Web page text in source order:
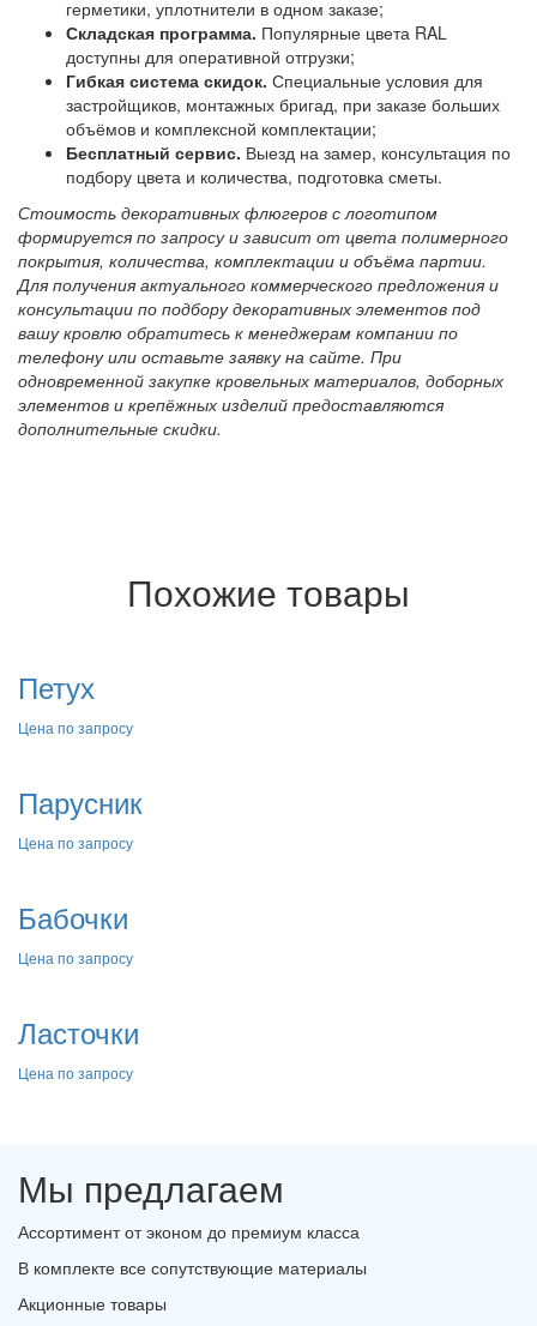
герметики, уплотнители в одном заказе;
Складская программа. Популярные цвета RAL
доступны для оперативной отгрузки;
Гибкая система скидок. Специальные условия для
застройщиков, монтажных бригад, при заказе больших
объёмов и комплексной комплектации;
Бесплатный сервис. Выезд на замер, консультация по
подбору цвета и количества, подготовка сметы.
Стоимость декоративных флюгеров с логотипом
формируется по запросу и зависит от цвета полимерного
покрытия, количества, комплектации и объёма партии.
Для получения актуального коммерческого предложения и
консультации по подбору декоративных элементов под
вашу кровлю обратитесь к менеджерам компании по
телефону или оставьте заявку на сайте. При
одновременной закупке кровельных материалов, доборных
элементов и крепёжных изделий предоставляются
дополнительные скидки.
Похожие товары
Петух
Цена по запросу
Парусник
Цена по запросу
Бабочки
Цена по запросу
Ласточки
Цена по запросу
Мы предлагаем
Ассортимент от эконом до премиум класса
В комплекте все сопутствующие материалы
Акционные товары